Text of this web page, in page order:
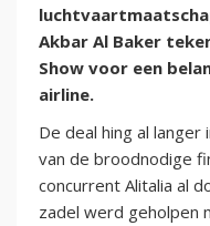
Akbar Al Baker
Show voor een
airline.
De deal hing al
van de broodnodige
concurrent Alitalia al
zadel werd geholpen